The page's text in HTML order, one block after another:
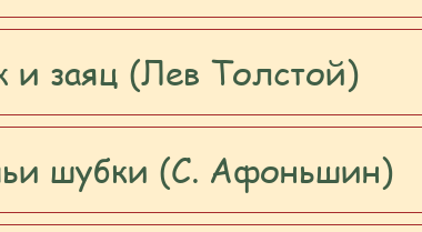
и заяц (Лев Толстой)
шубки (С. Афоньшин)